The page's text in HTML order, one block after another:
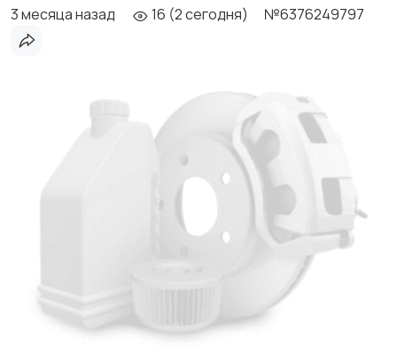
3 месяца назад 16 (2 сегодня) №6376249797